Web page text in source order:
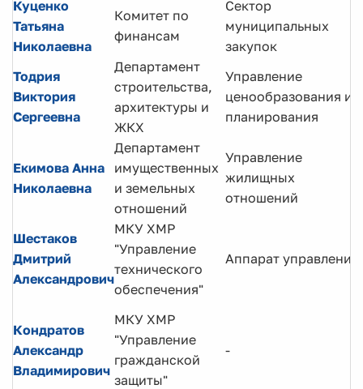
Куценко
Татьяна
Николаевна
Комитет по
финансам
Сектор
муниципальных
закупок
Тодрия
Виктория
Сергеевна
Департамент
строительства,
архитектуры и
ЖКХ
Управление
ценообразования и
планирования
Екимова Анна
Николаевна
Департамент
имущественных
и земельных
отношений
Управление
жилищных
отношений
Шестаков
Дмитрий
Александрович
МКУ ХМР
"Управление
технического
обеспечения"
Аппарат управления
Кондратов
Александр
Владимирович
МКУ ХМР
"Управление
гражданской
защиты"
-